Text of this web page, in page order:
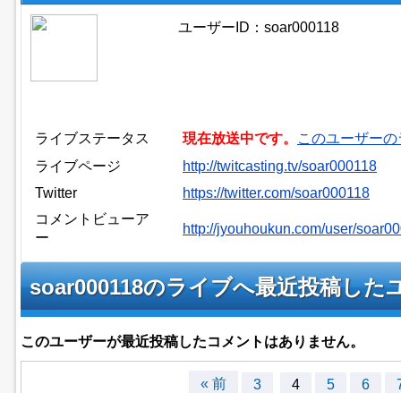
ユーザーID：soar000118
ライブステータス 現在放送中です。
このユーザー
ライブページ
http://twitcasting.tv/soar000118
Twitter
https://twitter.com/soar000118
コメントビューア
ー
http://jyouhoukun.com/user/
soar000118のライブへ最近投稿した
このユーザーが最近投稿したコメントはありません。
« 前 3 4 5 6